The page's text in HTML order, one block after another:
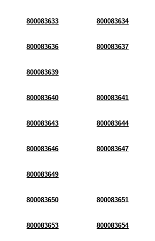
800083633 800083634
800083636 800083637
800083639
800083640 800083641
800083643 800083644
800083646 800083647
800083649
800083650 800083651
800083653 800083654